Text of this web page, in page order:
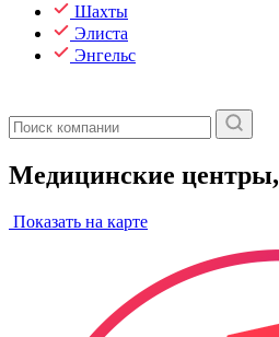
Шахты
Элиста
Энгельс
Медицинские
Показать на карте